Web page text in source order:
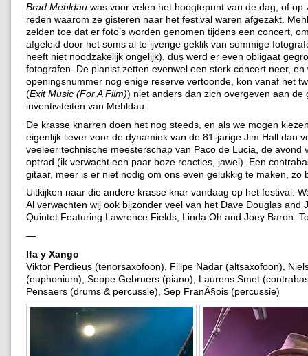
Brad Mehldau was voor velen het hoogtepunt van de dag, of op
reden waarom ze gisteren naar het festival waren afgezakt.
zelden toe dat er foto’s worden genomen tijdens een concert,
afgeleid door het soms al te ijverige geklik van sommige
heeft niet noodzakelijk ongelijk), dus werd er even obligaat
fotografen. De pianist zetten evenwel een sterk concert neer, en
openingsnummer nog enige reserve vertoonde, kon vanaf het
(Exit Music (For A Film)) niet anders dan zich overgeven aan de
inventiviteiten van Mehldau.
De krasse knarren doen het nog steeds, en als we mogen
eigenlijk liever voor de dynamiek van de 81-jarige Jim Hall dan
veeleer technische meesterschap van Paco de Lucia, de avond
optrad (ik verwacht een paar boze reacties, jawel). Een
gitaar, meer is er niet nodig om ons even gelukkig te maken, zo
Uitkijken naar die andere krasse knar vandaag op het festival:
Al verwachten wij ook bijzonder veel van het Dave Douglas and
Quintet Featuring Lawrence Fields, Linda Oh and Joey Baron.
—
Ifa y Xango
Viktor Perdieus (tenorsaxofoon), Filipe Nadar (altsaxofoon),
(euphonium), Seppe Gebruers (piano), Laurens Smet
Pensaers (drums & percussie), Sep FranÃ§ois (percussie)